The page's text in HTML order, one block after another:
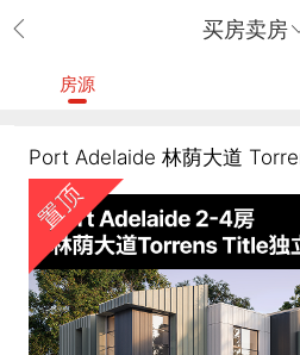
买房卖房
房源
Port Adelaide 林荫大道